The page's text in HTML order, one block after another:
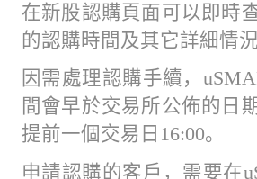
在新股認購頁面可以即時
的認購時間及其它詳細情況
因需處理認購手續，
間會早於交易所公佈的日
提前一個交易日16:00。
申請認購的客戶，需要在